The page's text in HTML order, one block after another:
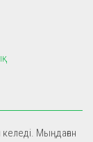
Мыңдаған